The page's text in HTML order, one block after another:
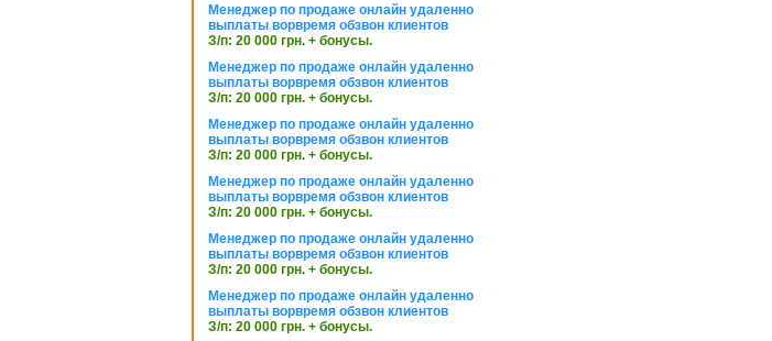
Менеджер по продаже онлайн удаленно
выплаты ворвремя обзвон клиентов
З/п: 20 000 грн. + бонусы.
Менеджер по продаже онлайн удаленно
выплаты ворвремя обзвон клиентов
З/п: 20 000 грн. + бонусы.
Менеджер по продаже онлайн удаленно
выплаты ворвремя обзвон клиентов
З/п: 20 000 грн. + бонусы.
Менеджер по продаже онлайн удаленно
выплаты ворвремя обзвон клиентов
З/п: 20 000 грн. + бонусы.
Менеджер по продаже онлайн удаленно
выплаты ворвремя обзвон клиентов
З/п: 20 000 грн. + бонусы.
Менеджер по продаже онлайн удаленно
выплаты ворвремя обзвон клиентов
З/п: 20 000 грн. + бонусы.